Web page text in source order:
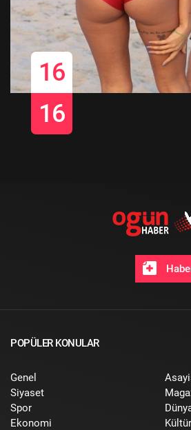
16
16
POPÜLER KONULAR
Genel
Siyaset
Spor
Ekonomi